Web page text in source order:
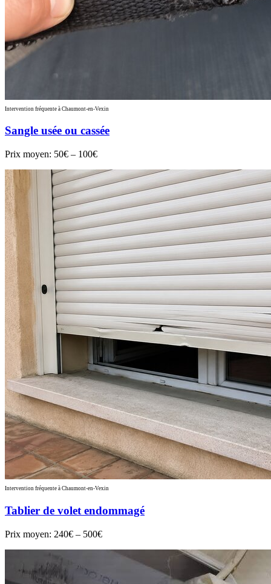
Intervention fréquente à Chaumont-en-Vexin
Sangle usée ou cassée
Prix moyen: 50€ – 100€
Intervention fréquente à Chaumont-en-Vexin
Tablier de volet endommagé
Prix moyen: 240€ – 500€